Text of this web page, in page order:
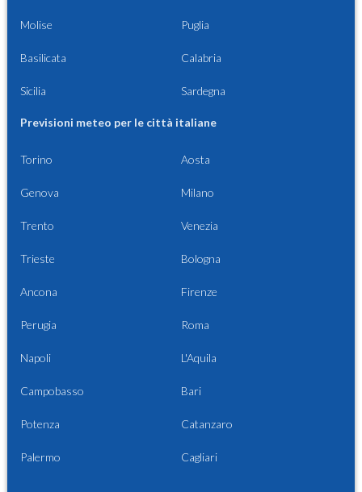
Molise Puglia
Basilicata Calabria
Sicilia Sardegna
Previsioni meteo per le città italiane
Torino Aosta
Genova Milano
Trento Venezia
Trieste Bologna
Ancona Firenze
Perugia Roma
Napoli L'Aquila
Campobasso Bari
Potenza Catanzaro
Palermo Cagliari